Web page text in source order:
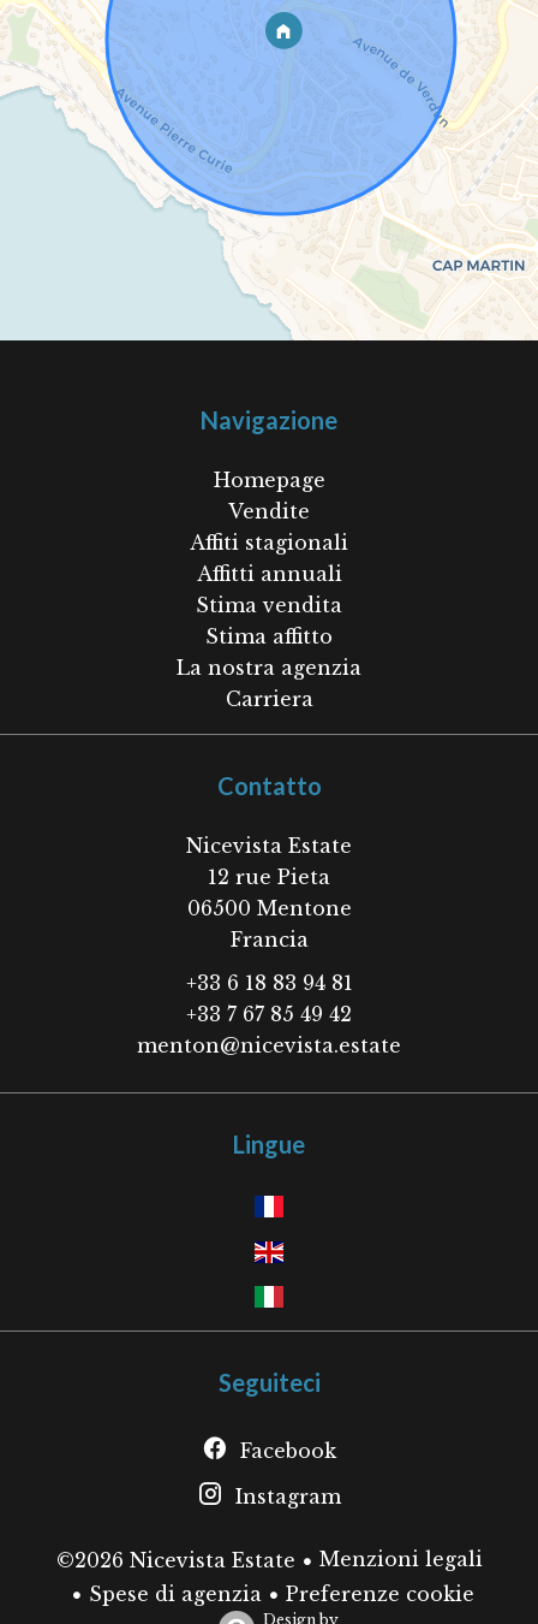
Navigazione
Homepage
Vendite
Affiti stagionali
Affitti annuali
Stima vendita
Stima affitto
La nostra agenzia
Carriera
Contatto
Nicevista Estate
12 rue Pieta
06500 Mentone
Francia
+33 6 18 83 94 81
+33 7 67 85 49 42
menton@nicevista.estate
Lingue
Seguiteci
Facebook
Instagram
©2026 Nicevista Estate
Menzioni legali
Spese di agenzia
Preferenze cookie
Design by